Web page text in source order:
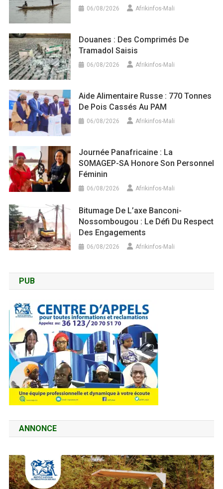
06/08/2026 Afrikinfos-Mali
Douanes : Des Comprimés De
Tramadol Saisis
06/08/2026 Afrikinfos-Mali
Aide Alimentaire Russe : 770 Tonnes
De Pois Cassés Au PAM
06/08/2026 Afrikinfos-Mali
Journée Panafricaine : La
SOMAGEP-SA Honore Son Personnel
Féminin
06/08/2026 Afrikinfos-Mali
Bitumage De L’axe Banconi-
Nossombougou : Le Défi Du Respect
Des Engagements
06/08/2026 Afrikinfos-Mali
PUB
ANNONCE